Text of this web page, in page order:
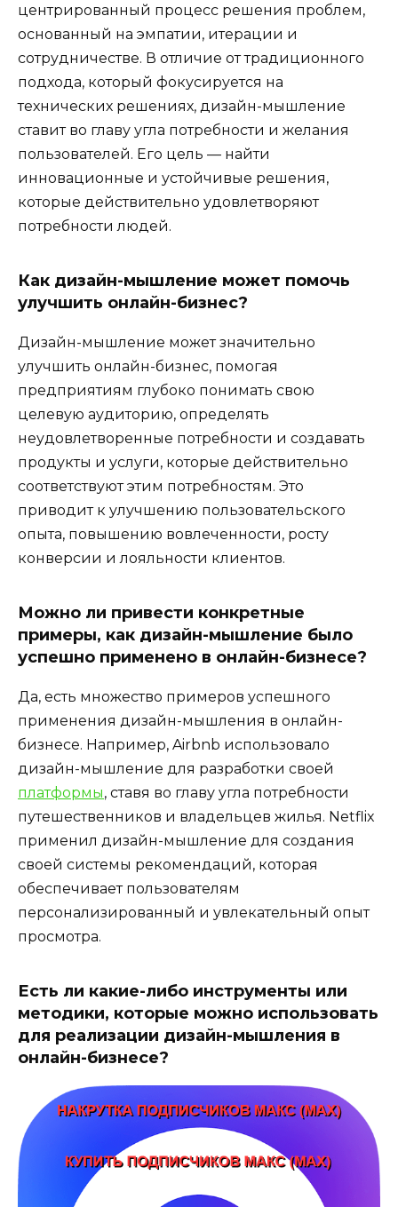
центрированный процесс решения проблем,
основанный на эмпатии, итерации и
сотрудничестве. В отличие от традиционного
подхода, который фокусируется на
технических решениях, дизайн-мышление
ставит во главу угла потребности и желания
пользователей. Его цель — найти
инновационные и устойчивые решения,
которые действительно удовлетворяют
потребности людей.
Как дизайн-мышление может помочь
улучшить онлайн-бизнес?
Дизайн-мышление может значительно
улучшить онлайн-бизнес, помогая
предприятиям глубоко понимать свою
целевую аудиторию, определять
неудовлетворенные потребности и создавать
продукты и услуги, которые действительно
соответствуют этим потребностям. Это
приводит к улучшению пользовательского
опыта, повышению вовлеченности, росту
конверсии и лояльности клиентов.
Можно ли привести конкретные
примеры, как дизайн-мышление было
успешно применено в онлайн-бизнесе?
Да, есть множество примеров успешного
применения дизайн-мышления в онлайн-
бизнесе. Например, Airbnb использовало
дизайн-мышление для разработки своей
платформы, ставя во главу угла потребности
путешественников и владельцев жилья. Netflix
применил дизайн-мышление для создания
своей системы рекомендаций, которая
обеспечивает пользователям
персонализированный и увлекательный опыт
просмотра.
Есть ли какие-либо инструменты или
методики, которые можно использовать
для реализации дизайн-мышления в
онлайн-бизнесе?